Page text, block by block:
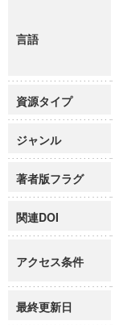
言語
資源タイプ
ジャンル
著者版フラグ
関連DOI
アクセス条件
最終更新日